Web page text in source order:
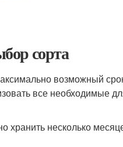
сорта
возможный
все необходимые
несколько